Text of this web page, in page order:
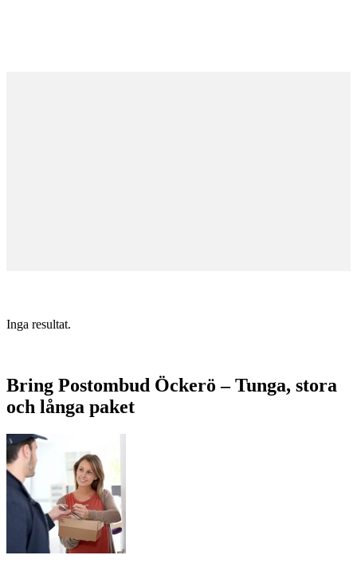
Inga resultat.
Bring Postombud Öckerö – Tunga, stora
och långa paket